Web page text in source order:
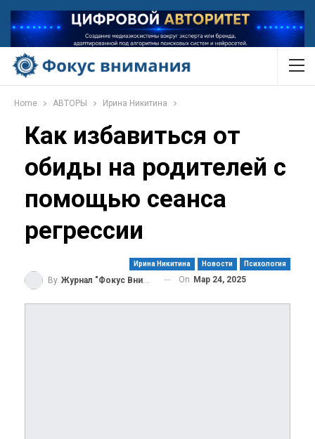
Home АВТОРЫ Ирина Никитина
Как избавиться от
обиды на родителей с
помощью сеанса
регрессии
Ирина Никитина Новости Психология
By Журнал "Фокус Внимания" On Мар 24, 2025